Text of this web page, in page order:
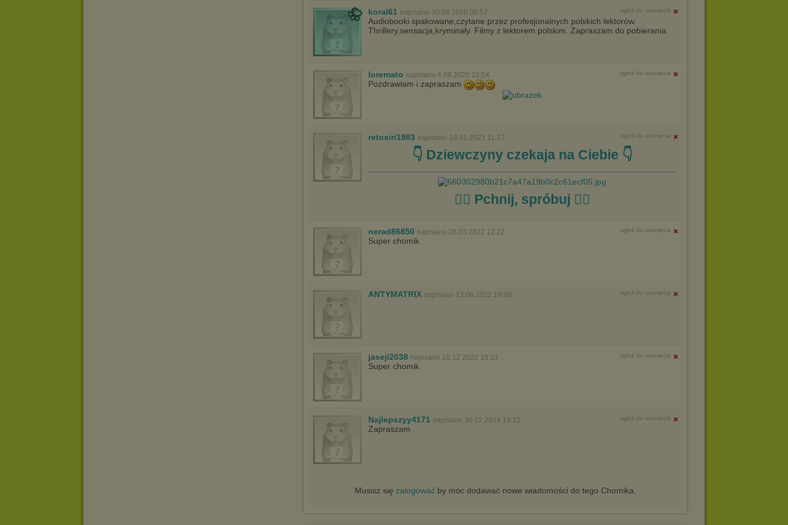
koral61 napisano 30.04.2020 00:57 zgłoś do usunięcia
Audiobooki spakowane,czytane przez profesjonalnych polskich lektorów.
Thrillery,sensacja,kryminały. Filmy z lektorem polskim. Zapraszam do pobierania.
loremato napisano 4.09.2020 22:04 zgłoś do usunięcia
Pozdrawiam i zapraszam
retosiri1983 napisano 19.01.2021 11:17 zgłoś do usunięcia
👇 Dziewczyny czekaja na Ciebie 👇
☝🏼 Pchnij, spróbuj ☝🏼
nerad86850 napisano 26.03.2022 12:22 zgłoś do usunięcia
Super chomik
ANTYMATRIX napisano 13.06.2022 16:06 zgłoś do usunięcia
jaseji2038 napisano 18.12.2022 16:33 zgłoś do usunięcia
Super chomik
Najlepszyy4171 napisano 30.12.2024 19:12 zgłoś do usunięcia
Zapraszam
Musisz się zalogowaćby móc dodawać nowe wiadomości do tego Chomika.